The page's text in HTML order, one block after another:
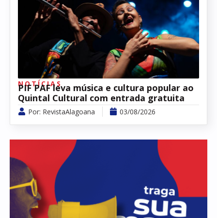
NOTÍCIAS
PIF PAF leva música e cultura popular ao
Quintal Cultural com entrada gratuita
Por: RevistaAlagoana 03/08/2026